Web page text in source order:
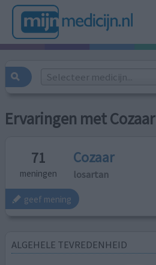
Selecteer medicijn...
Ervaringen met Cozaar
71
meningen
Cozaar
losartan
geef mening
ALGEHELE TEVREDENHEID